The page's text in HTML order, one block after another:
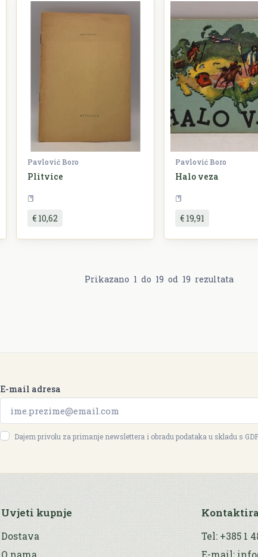
Pavlović Boro
Plitvice
€ 10,62
Pavlović Boro
Halo veza
€ 19,91
Prikazano 1 do 19 od 19 rezultata
E-mail adresa
Dajem privolu za primanje newslettera i obradu podataka u skladu s
Uvjeti kupnje
Dostava
O nama
Tel: +385 1
E-mail: